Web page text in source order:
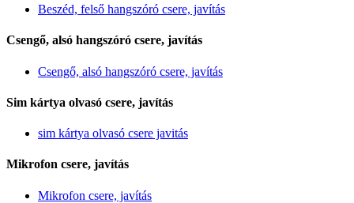
Beszéd, felső hangszóró csere, javítás
Csengő, alsó hangszóró csere, javítás
Csengő, alsó hangszóró csere, javítás
Sim kártya olvasó csere, javítás
sim kártya olvasó csere javitás
Mikrofon csere, javítás
Mikrofon csere, javítás